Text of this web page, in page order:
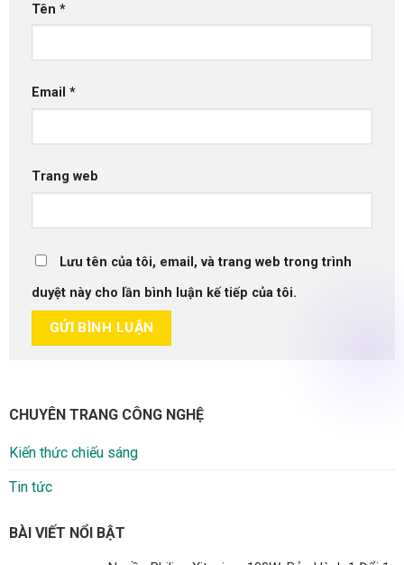
Tên *
Email *
Trang web
Lưu tên của tôi, email, và trang web trong trình
duyệt này cho lần bình luận kế tiếp của tôi.
CHUYÊN TRANG CÔNG NGHỆ
Kiến thức chiếu sáng
Tin tức
BÀI VIẾT NỔI BẬT